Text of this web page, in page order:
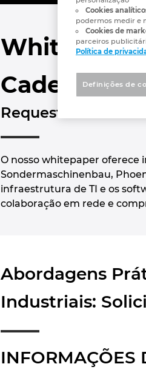
Cadeia de
Request our free
O nosso whitepaper oferece
Sondermaschinenbau,
infraestrutura de TI e os
colaboração em rede e
Abordagens
Industriais:
INFORMAÇÕES
Cookies
podermos medir e
Cookies de
parceiros
Política de
Definições de